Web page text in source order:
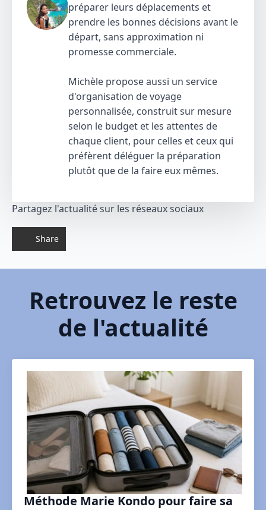
préparer leurs déplacements et
prendre les bonnes décisions avant le
départ, sans approximation ni
promesse commerciale.
Michèle propose aussi un service
d'organisation de voyage
personnalisée, construit sur mesure
selon le budget et les attentes de
chaque client, pour celles et ceux qui
préfèrent déléguer la préparation
plutôt que de la faire eux mêmes.
Partagez l'actualité sur les réseaux sociaux
Share
Retrouvez le reste
de l'actualité
Méthode Marie Kondo pour faire sa